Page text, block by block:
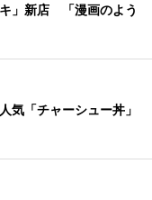
」新店 「漫画のよう
「チャーシュー丼」